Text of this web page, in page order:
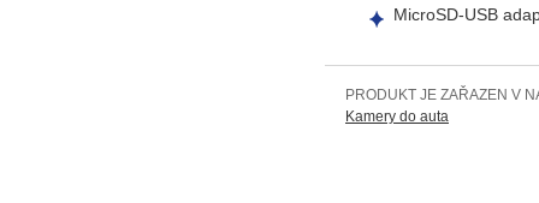
MicroSD-USB
PRODUKT JE ZAŘAZEN V
Kamery do auta